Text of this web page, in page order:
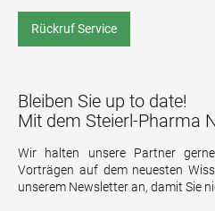
Rückruf Service
Bleiben Sie up to date!
Mit dem Steierl-Pharma
Wir halten unsere Partner
Vorträgen auf dem neuesten
unserem Newsletter an, damit Sie